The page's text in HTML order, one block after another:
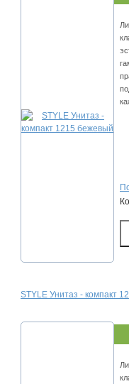
STYLE Унитаз - компакт